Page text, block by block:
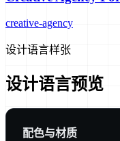
creative-agency
设计语言样张
设计语言预览
配色与材质